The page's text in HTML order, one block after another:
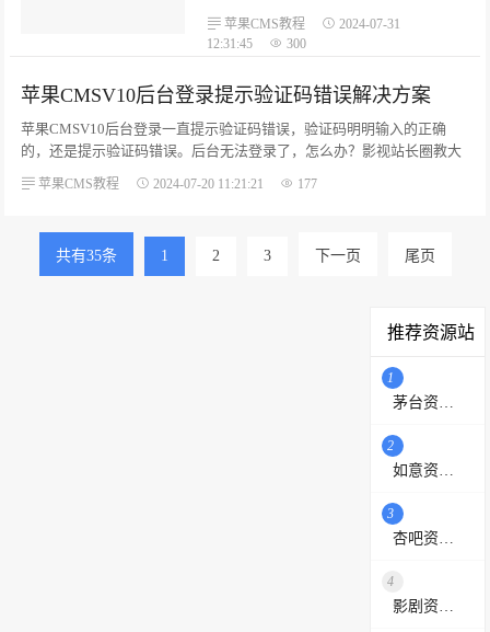
数据库批量替换2，数据批量替换-选择数
示 vod_play_url。...
苹果CMS教程
2024-07-31
12:31:45
300
苹果CMSV10后台登录提示验证码错误解决方案
苹果CMSV10后台登录一直提示验证码错误，验证码明明输入的正确
的，还是提示验证码错误。后台无法登录了，怎么办？影视站长圈教大
第67行，或者搜索：admin_login_verify，将admin_login_verify的值改
苹果CMS教程 2024-07-20 11:21:21 177
共有35条 1 2 3 下一页 尾页
推荐资源站
1
2
3
4